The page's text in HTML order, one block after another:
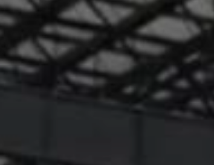
to search or ESC to close